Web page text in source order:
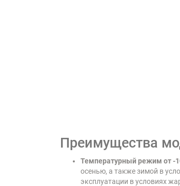
Преимущества
Температурный режим от -
осенью, а также зимой в
эксплуатации в условиях